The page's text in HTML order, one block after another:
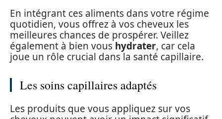
En intégrant ces aliments dans votre régime
quotidien, vous offrez à vos cheveux les
meilleures chances de prospérer. Veillez
également à bien vous hydrater, car cela
joue un rôle crucial dans la santé capillaire.
Les soins capillaires adaptés
Les produits que vous appliquez sur vos